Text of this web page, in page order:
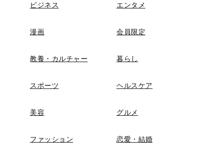
ビジネス エンタメ
漫画 会員限定
教養・カルチャー 暮らし
スポーツ ヘルスケア
美容 グルメ
ファッション 恋愛・結婚